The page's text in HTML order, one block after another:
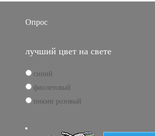
Опрос
лучший цвет на свете
синий
фиолетовый
пикми розовый